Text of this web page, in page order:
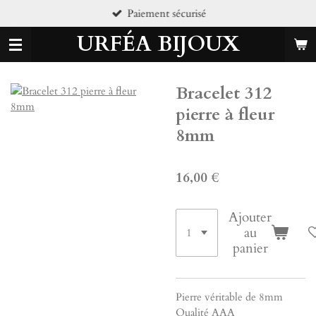
au
contenu
principal
URFÉA BIJOUX
Paiement sécurisé
Bracelet 312
pierre à fleur
8mm
16,00 €
Ajouter
au
panier
Pierre véritable de 8mm
Qualité AAA